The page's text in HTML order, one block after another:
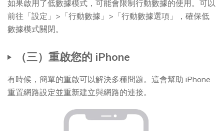
如果啟用了低數據模式，可能會限制行動數據的使用。可以
前往「設定」>「行動數據」>「行動數據選項」，確保低
數據模式關閉。
（三）重啟您的 iPhone
有時候，簡單的重啟可以解決多種問題。這會幫助 iPhone
重置網路設定並重新建立與網路的連接。